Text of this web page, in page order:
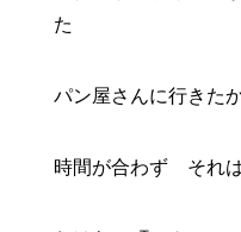
た
パン屋さんに行きた
時間が合わず それは